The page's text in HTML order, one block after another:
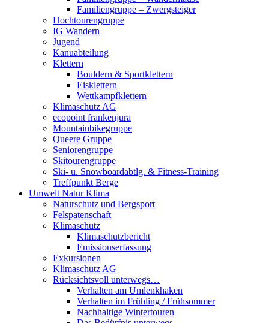
Familiengruppe – Zwergsteiger
Hochtourengruppe
IG Wandern
Jugend
Kanuabteilung
Klettern
Bouldern & Sportklettern
Eisklettern
Wettkampfklettern
Klimaschutz AG
ecopoint frankenjura
Mountainbikegruppe
Queere Gruppe
Seniorengruppe
Skitourengruppe
Ski- u. Snowboardabtlg. & Fitness-Training
Treffpunkt Berge
Umwelt Natur Klima
Naturschutz und Bergsport
Felspatenschaft
Klimaschutz
Klimaschutzbericht
Emissionserfassung
Exkursionen
Klimaschutz AG
Rücksichtsvoll unterwegs…
Verhalten am Umlenkhaken
Verhalten im Frühling / Frühsommer
Nachhaltige Wintertouren